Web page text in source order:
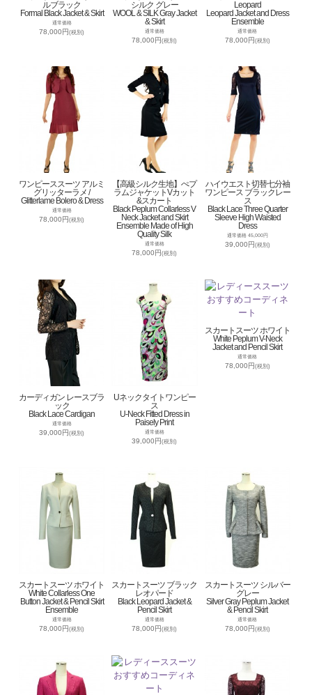
ルブラック
Formal Black Jacket & Skirt
通常価格
78,000円(税別)
シルク グレー
WOOL & SILK Gray Jacket
& Skirt
通常価格
78,000円(税別)
Leopard
Leopard Jacket and Dress
Ensemble
通常価格
78,000円(税別)
ワンピーススーツ アルミ
グリッターラメ /
Glitterlame Bolero & Dress
通常価格
78,000円(税別)
【高級シルク生地】ぺプ
ラムジャケットVカット
&スカート
Black Peplum Collarless V
Neck Jacket and Skirt
Ensemble Made of High
Quality Silk
通常価格
78,000円(税別)
ハイウエスト切替七分袖
ワンピース ブラックレー
ス
Black Lace Three Quarter
Sleeve High Waisted
Dress
通常価格 45,000円
39,000円(税別)
カーディガン レースブラ
ック
Black Lace Cardigan
通常価格
39,000円(税別)
Uネックタイトワンピー
ス
U-Neck Fitted Dress in
Paisely Print
通常価格
39,000円(税別)
スカートスーツ ホワイト
White Peplum V-Neck
Jacket and Pencil Skirt
通常価格
78,000円(税別)
スカートスーツ ホワイト
White Collarless One
Button Jacket & Pencil Skirt
Ensemble
通常価格
78,000円(税別)
スカートスーツ ブラック
レオパード
Black Leopard Jacket &
Pencil Skirt
通常価格
78,000円(税別)
スカートスーツ シルバー
グレー
Silver Gray Peplum Jacket
& Pencil Skirt
通常価格
78,000円(税別)